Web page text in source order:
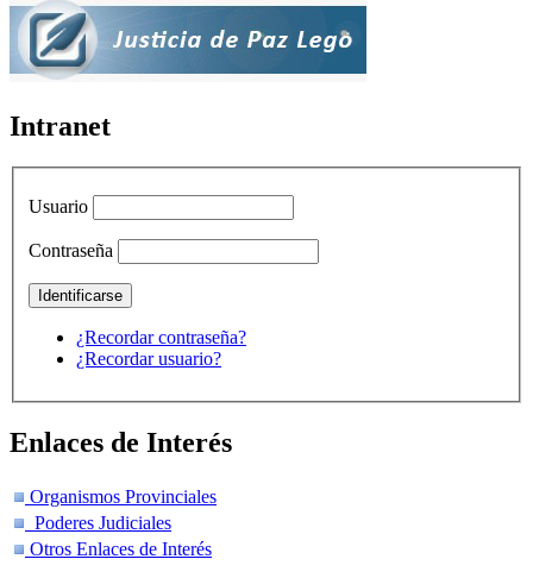
Intranet
Usuario
Contraseña
¿Recordar contraseña?
¿Recordar usuario?
Enlaces de Interés
Organismos Provinciales
Poderes Judiciales
Otros Enlaces de Interés